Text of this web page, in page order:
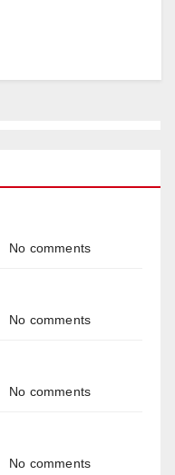
No comments
No comments
No comments
No comments